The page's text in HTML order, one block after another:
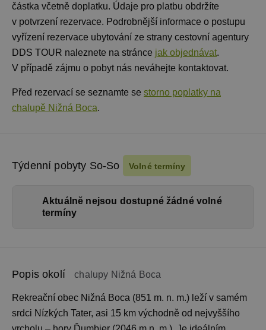
částka včetně doplatku. Údaje pro platbu obdržíte
v potvrzení rezervace. Podrobnější informace o postupu
vyřízení rezervace ubytování ze strany cestovní agentury
DDS TOUR naleznete na stránce jak objednávat.
V případě zájmu o pobyt nás neváhejte kontaktovat.
Před rezervací se seznamte se storno poplatky na
chalupě Nižná Boca.
Týdenní pobyty So-So Volné termíny
Aktuálně nejsou dostupné žádné volné
termíny
Popis okolí chalupy Nižná Boca
Rekreační obec Nižná Boca (851 m. n. m.) leží v samém
srdci Nízkých Tater, asi 15 km východně od nejvyššího